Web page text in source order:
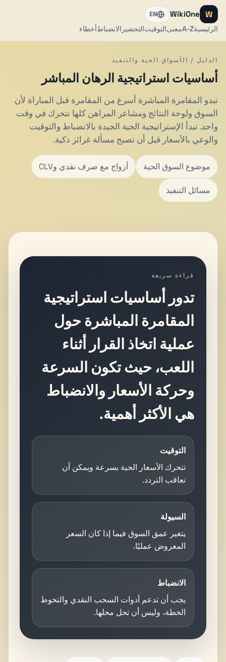
W
WikiOne
الرئيسيةA-Zمعنىالتوقيتالتحضير الانضباطأخطاء
EN
الدليل / الأسواق الحية والتنفيذ
أساسيات استراتيجية الرهان المباشر
تبدو المقامرة المباشرة أسرع من المقامرة قبل المباراة لأن
السوق ولوحة النتائج ومشاعر المراهن كلها تتحرك في وقت
واحد. تبدأ الإستراتيجية الحية الجيدة بالانضباط والتوقيت
والوعي بالأسعار قبل أن تصبح مسألة غرائز ذكية.
موضوع السوق الحية أزواج مع صرف نقدي وCLV
مسائل التنفيذ
قراءة سريعة
تدور أساسيات استراتيجية
المقامرة المباشرة حول
عملية اتخاذ القرار أثناء
اللعب، حيث تكون السرعة
وحركة الأسعار والانضباط
هي الأكثر أهمية.
التوقيت
تتحرك الأسعار الحية بسرعة ويمكن أن
تعاقب التردد.
السيولة
يتغير عمق السوق فيما إذا كان السعر
المعروض عمليًا.
الانضباط
يجب أن تدعم أدوات السحب النقدي والتحوط
الخطة، وليس أن تحل محلها.